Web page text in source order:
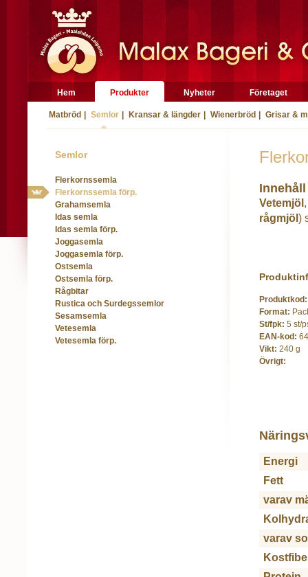
Hem Produkter
Matbröd Semlor Kransar & längder Wienerbröd Grisar &
Nyheter Företaget
Semlor
Flerkornssemla
Flerkornssemla förp.
Grahamsemla
Idas semla
Idas semla förp.
Joggasemla
Joggasemla förp.
Ostsemla
Ostsemla förp.
Rågbitar
Rustica och Surdegssemlor
Sesamsemla
Vetesemla
Vetesemla förp.
Innehåll
Vetemjöl
rågmjöl )
Format:
St/fpk: 5 st/
EAN-kod:
Vikt: 240 g
Övrigt:
Energi
Fett
varav
varav